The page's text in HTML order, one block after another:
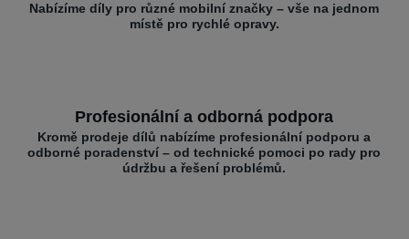
Nabízíme díly pro různé mobilní značky – vše na jednom
místě pro rychlé opravy.
Profesionální a odborná podpora
Kromě prodeje dílů nabízíme profesionální podporu a
odborné poradenství – od technické pomoci po rady pro
údržbu a řešení problémů.